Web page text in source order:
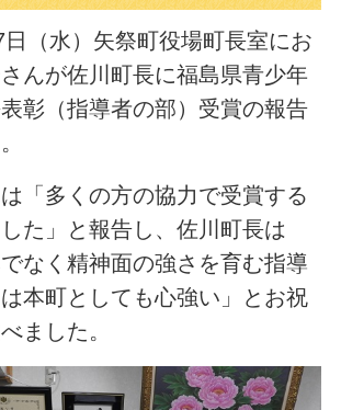
（水）矢祭町役場町長室にお
んが佐川町長に福島県青少年
彰（指導者の部）受賞の報告
「多くの方の協力で受賞する
た」と報告し、佐川町長は
でなく精神面の強さを育む指導
本町としても心強い」とお祝
ました。